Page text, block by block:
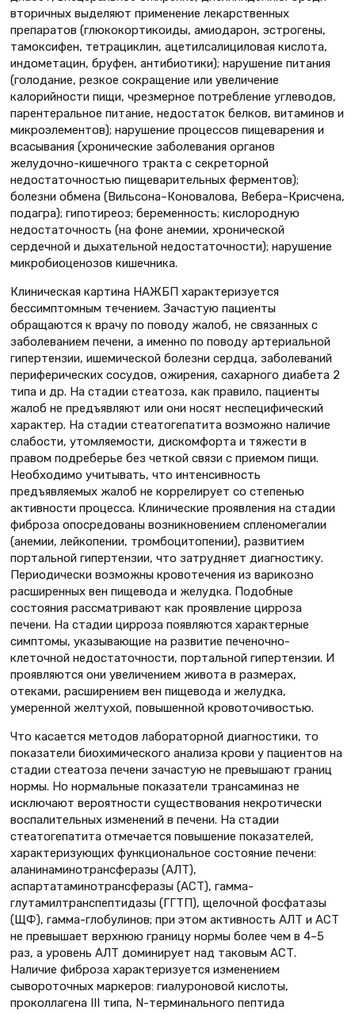
вторичных выделяют применение лекарственных
препаратов (глюкокортикоиды, амиодарон, эстрогены,
тамоксифен, тетрациклин, ацетилсалициловая кислота,
индометацин, бруфен, антибиотики); нарушение питания
(голодание, резкое сокращение или увеличение
калорийности пищи, чрезмерное потребление углеводов,
парентеральное питание, недостаток белков, витаминов и
микроэлементов); нарушение процессов пищеварения и
всасывания (хронические заболевания органов
желудочно-кишечного тракта с секреторной
недостаточностью пищеварительных ферментов);
болезни обмена (Вильсона–Коновалова, Вебера–Крисчена,
подагра); гипотиреоз; беременность; кислородную
недостаточность (на фоне анемии, хронической
сердечной и дыхательной недостаточности); нарушение
микробиоценозов кишечника.
Клиническая картина НАЖБП характеризуется
бессимптомным течением. Зачастую пациенты
обращаются к врачу по поводу жалоб, не связанных с
заболеванием печени, а именно по поводу артериальной
гипертензии, ишемической болезни сердца, заболеваний
периферических сосудов, ожирения, сахарного диабета 2
типа и др. На стадии стеатоза, как правило, пациенты
жалоб не предъявляют или они носят неспецифический
характер. На стадии стеатогепатита возможно наличие
слабости, утомляемости, дискомфорта и тяжести в
правом подреберье без четкой связи с приемом пищи.
Необходимо учитывать, что интенсивность
предъявляемых жалоб не коррелирует со степенью
активности процесса. Клинические проявления на стадии
фиброза опосредованы возникновением спленомегалии
(анемии, лейкопении, тромбоцитопении), развитием
портальной гипертензии, что затрудняет диагностику.
Периодически возможны кровотечения из варикозно
расширенных вен пищевода и желудка. Подобные
состояния рассматривают как проявление цирроза
печени. На стадии цирроза появляются характерные
симптомы, указывающие на развитие печеночно-
клеточной недостаточности, портальной гипертензии. И
проявляются они увеличением живота в размерах,
отеками, расширением вен пищевода и желудка,
умеренной желтухой, повышенной кровоточивостью.
Что касается методов лабораторной диагностики, то
показатели биохимического анализа крови у пациентов на
стадии стеатоза печени зачастую не превышают границ
нормы. Но нормальные показатели трансаминаз не
исключают вероятности существования некротически
воспалительных изменений в печени. На стадии
стеатогепатита отмечается повышение показателей,
характеризующих функциональное состояние печени:
аланинаминотрансферазы (АЛТ),
аспартатаминотрансферазы (АСТ), гамма-
глутамилтранспептидазы (ГГТП), щелочной фосфатазы
(ЩФ), гамма-глобулинов; при этом активность АЛТ и АСТ
не превышает верхнюю границу нормы более чем в 4–5
раз, а уровень АЛТ доминирует над таковым АСТ.
Наличие фиброза характеризуется изменением
сывороточных маркеров: гиалуроновой кислоты,
проколлагена III типа, N-терминального пептида